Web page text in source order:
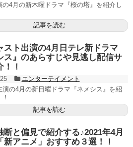
の4月の新木曜ドラマ『桜の塔』を紹介し
記事を読む
スト出演の4月日テレ新ドラマ
ス』のあらすじや見逃し配信サ
！！
エンターテイメント
演の4月の新日曜ドラマ『ネメシス』を紹
記事を読む
断と偏見で紹介する♪2021年4月
新アニメ」おすすめ３選！！